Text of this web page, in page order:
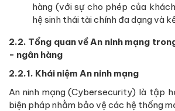
hàng (với sự cho phép của
hệ sinh thái tài chính đa dạng và
2.2. Tổng quan về An ninh mạng
- ngân hàng
2.2.1. Khái niệm An ninh mạng
An ninh mạng (Cybersecurity) là tập
biện pháp nhằm bảo vệ các hệ thống